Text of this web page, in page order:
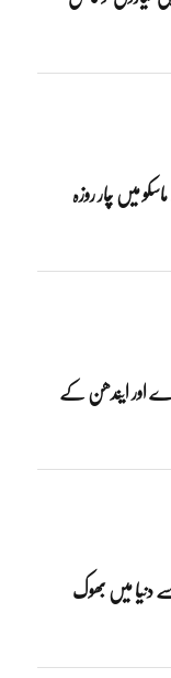
میں چار روزہ
اور ایندھن کے
دنیا میں بھوک